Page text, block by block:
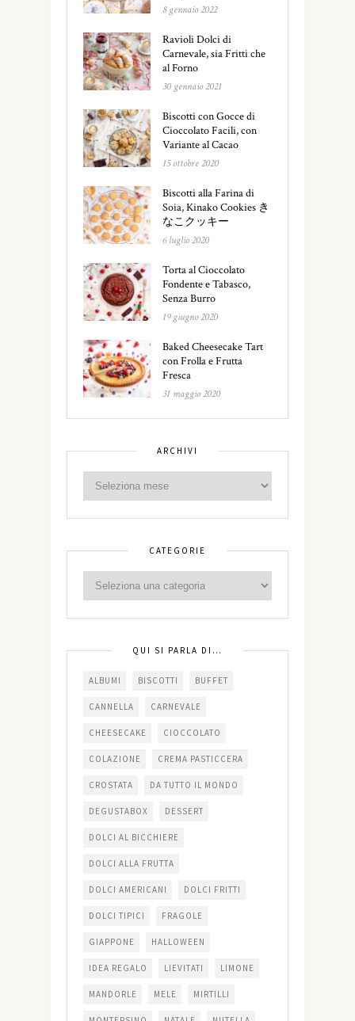
8 gennaio 2022
Ravioli Dolci di
Carnevale, sia Fritti che
al Forno
30 gennaio 2021
Biscotti con Gocce di
Cioccolato Facili, con
Variante al Cacao
15 ottobre 2020
Biscotti alla Farina di
Soia, Kinako Cookies き
なこクッキー
6 luglio 2020
Torta al Cioccolato
Fondente e Tabasco,
Senza Burro
19 giugno 2020
Baked Cheesecake Tart
con Frolla e Frutta
Fresca
31 maggio 2020
ARCHIVI
CATEGORIE
QUI SI PARLA DI…
ALBUMI BISCOTTI BUFFET
CANNELLA CARNEVALE
CHEESECAKE CIOCCOLATO
COLAZIONE CREMA PASTICCERA
CROSTATA DA TUTTO IL MONDO
DEGUSTABOX DESSERT
DOLCI AL BICCHIERE
DOLCI ALLA FRUTTA
DOLCI AMERICANI DOLCI FRITTI
DOLCI TIPICI FRAGOLE
GIAPPONE HALLOWEEN
IDEA REGALO LIEVITATI LIMONE
MANDORLE MELE MIRTILLI